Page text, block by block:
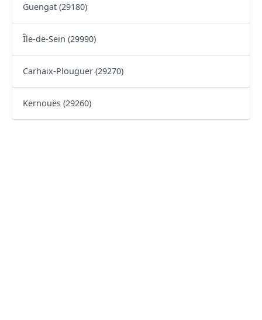
Guengat (29180)
Île-de-Sein (29990)
Carhaix-Plouguer (29270)
Kernouës (29260)